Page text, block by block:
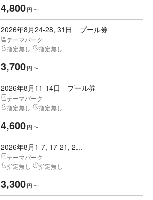
4,800円 〜
2026年8月24-28, 31日 プール券
テーマパーク
指定無し
指定無し
3,700円 〜
2026年8月11-14日 プール券
テーマパーク
指定無し
指定無し
4,600円 〜
2026年8月1-7, 17-21, 2...
テーマパーク
指定無し
指定無し
3,300円 〜